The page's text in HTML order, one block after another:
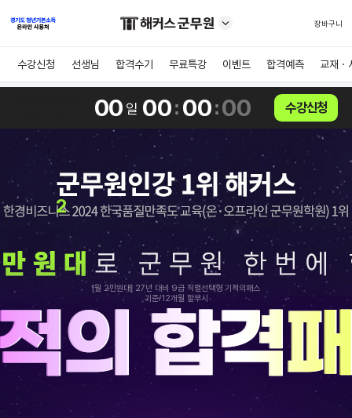
장바구니
수강신청 선생님 합격수기 무료특강 이벤트 합격예측 교재ㆍ
00 일 00: 00:00 수강신청
2
[월 2만원대] 27년 대비 9급 직렬선택형 기적의패스
기준/12개월 할부시